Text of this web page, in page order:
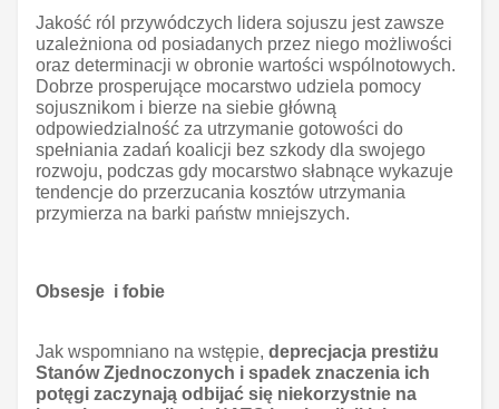
Jakość ról przywódczych lidera sojuszu jest zawsze
uzależniona od posiadanych przez niego możliwości
oraz determinacji w obronie wartości wspólnotowych.
Dobrze prosperujące mocarstwo udziela pomocy
sojusznikom i bierze na siebie główną
odpowiedzialność za utrzymanie gotowości do
spełniania zadań koalicji bez szkody dla swojego
rozwoju, podczas gdy mocarstwo słabnące wykazuje
tendencje do przerzucania kosztów utrzymania
przymierza na barki państw mniejszych.
Obsesje i fobie
Jak wspomniano na wstępie, deprecjacja prestiżu
Stanów Zjednoczonych i spadek znaczenia ich
potęgi zaczynają odbijać się niekorzystnie na